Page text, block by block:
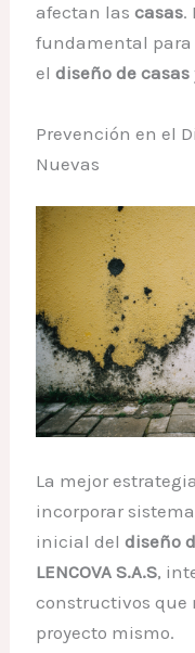
afectan lascasas.
fundamental para
eldiseño de casas
Prevención en el
Nuevas
La mejor
incorporar
inicial deldiseño
LENCOVA S.A.S,
constructivos que
proyecto mismo.